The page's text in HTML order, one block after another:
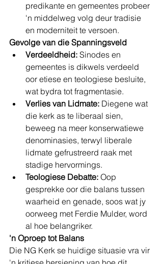
predikante en gemeentes probeer
'n middelweg volg deur tradisie
en moderniteit te versoen.
Gevolge van die Spanningsveld
Verdeeldheid: Sinodes en
gemeentes is dikwels verdeeld
oor etiese en teologiese besluite,
wat bydra tot fragmentasie.
Verlies van Lidmate: Diegene wat
die kerk as te liberaal sien,
beweeg na meer konserwatiewe
denominasies, terwyl liberale
lidmate gefrustreerd raak met
stadige hervormings.
Teologiese Debatte: Oop
gesprekke oor die balans tussen
waarheid en genade, soos wat jy
oorweeg met Ferdie Mulder, word
al hoe belangriker.
'n Oproep tot Balans
Die NG Kerk se huidige situasie vra vir